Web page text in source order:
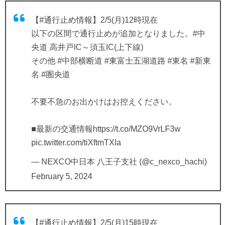
【#通行止め情報 】2/5(月)12時現在
以下の区間で通行止めが追加となりました。 #中
央道 高井戸IC～須玉IC(上下線)
その他 #中部横断道 #東富士五湖道路 #東名 #新東
名 #圏央道
不要不急のお出かけはお控えください。
■最新の交通情報 https://t.co/MZO9VrLF3w
pic.twitter.com/tiXftmTXIa
— NEXCO中日本 八王子支社 (@c_nexco_hachi)
February 5, 2024
【#通行止め情報 】2/5(月)15時現在